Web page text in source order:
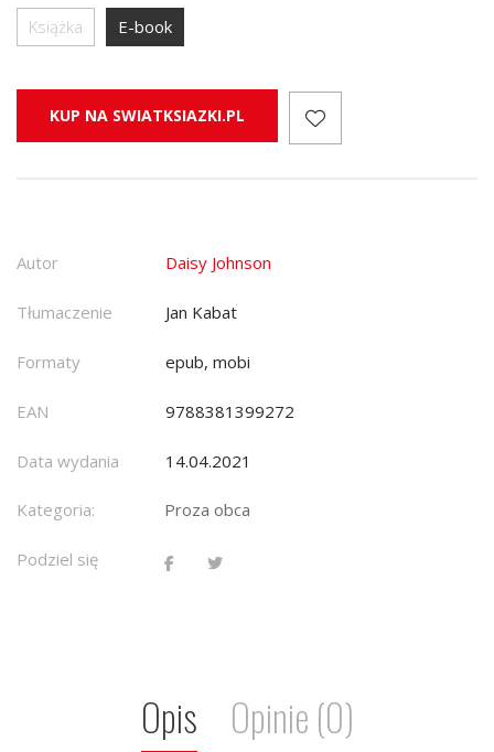
Książka E-book
KUP NA SWIATKSIAZKI.PL
Autor Daisy Johnson
Tłumaczenie Jan Kabat
Formaty epub, mobi
EAN 9788381399272
Data wydania 14.04.2021
Kategoria: Proza obca
Podziel się
Opis Opinie (0)